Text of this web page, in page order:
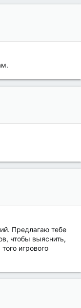
Предлагаю тебе
чтобы выяснить,
игрового